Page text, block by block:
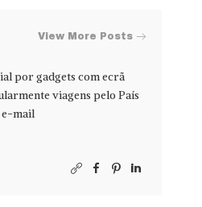
View More Posts
por gadgets com ecrã
viagens pelo País
e-mail